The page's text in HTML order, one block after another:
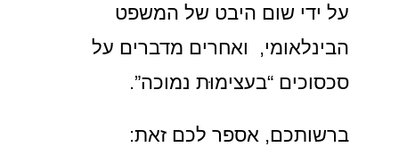
על ידי שום היבט של המשפט
הבינלאומי, ואחרים מדברים על
סכסוכים “בעצימוּת נמוכה”.
ברשותכם, אספר לכם זאת: